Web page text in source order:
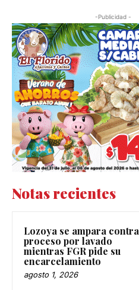
-Publicidad -
Notas recientes
Lozoya se ampara contra
proceso por lavado
mientras FGR pide su
encarcelamiento
agosto 1, 2026